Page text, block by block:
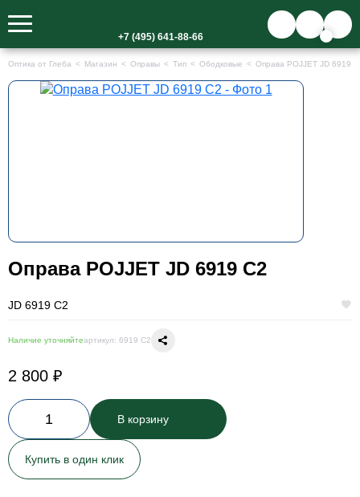
+7 (495) 641-88-66
Оптика от Глеба Магазин Оправы Тип Ободковые Оправа POJJET JD 6919
Оправа POJJET JD 6919 C2
JD 6919 C2
Наличие уточняйтеартикул: 6919 C2
2 800 ₽
1 В корзину
Купить в один клик